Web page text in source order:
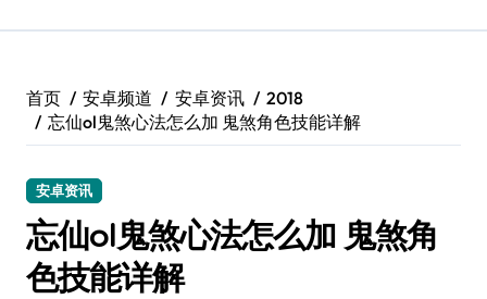
首页 安卓频道 安卓资讯
2018
忘仙ol鬼煞心法怎么加 鬼煞角色技能详解
安卓资讯
忘仙ol鬼煞心法怎么加 鬼煞角
色技能详解